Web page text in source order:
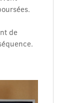
de